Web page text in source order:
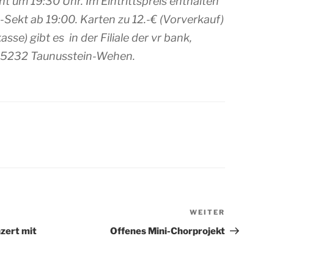
ab 19:00. Karten zu 12.-€ (Vorverkauf)
gibt es in der Filiale der vr bank,
Taunusstein-Wehen.
mit
Beitrag
WEITER
Offenes Mini-Chorprojekt